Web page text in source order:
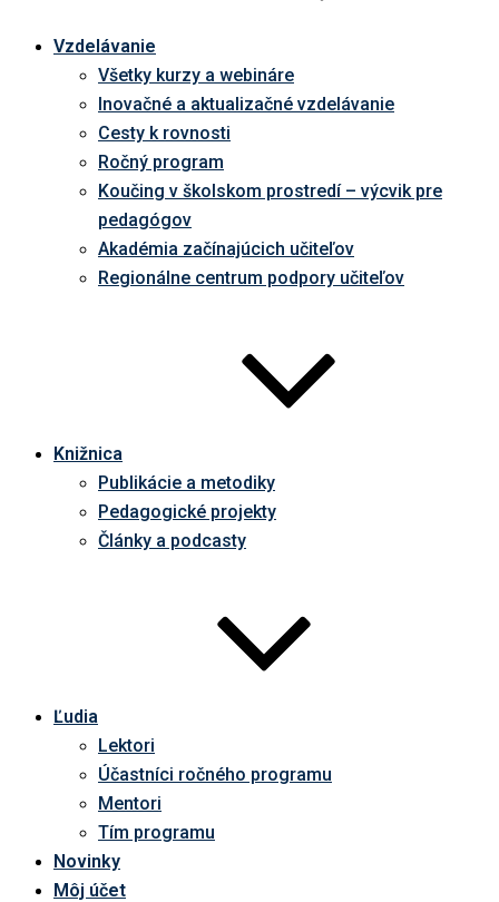
Vzdelávanie
Všetky kurzy a webináre
Inovačné a aktualizačné vzdelávanie
Cesty k rovnosti
Ročný program
Koučing v školskom prostredí – výcvik pre
pedagógov
Akadémia začínajúcich učiteľov
Regionálne centrum podpory učiteľov
Knižnica
Publikácie a metodiky
Pedagogické projekty
Články a podcasty
Ľudia
Lektori
Účastníci ročného programu
Mentori
Tím programu
Novinky
Môj účet